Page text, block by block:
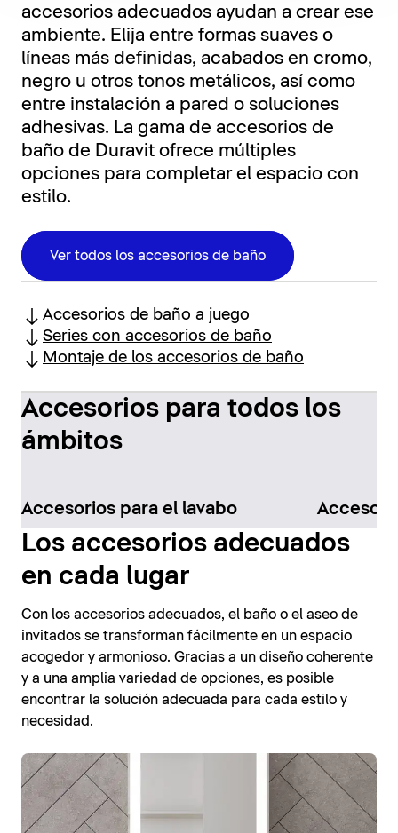
accesorios adecuados ayudan a crear ese
ambiente. Elija entre formas suaves o
líneas más definidas, acabados en cromo,
negro u otros tonos metálicos, así como
entre instalación a pared o soluciones
adhesivas. La gama de accesorios de
baño de Duravit ofrece múltiples
opciones para completar el espacio con
estilo.
Ver todos los accesorios de baño
Accesorios de baño a juego
Series con accesorios de baño
Montaje de los accesorios de baño
Accesorios para todos los
ámbitos
Accesorios para el lavabo
Los accesorios adecuados
en cada lugar
Con los accesorios adecuados, el baño o el aseo de
invitados se transforman fácilmente en un espacio
acogedor y armonioso. Gracias a un diseño coherente
y a una amplia variedad de opciones, es posible
encontrar la solución adecuada para cada estilo y
necesidad.